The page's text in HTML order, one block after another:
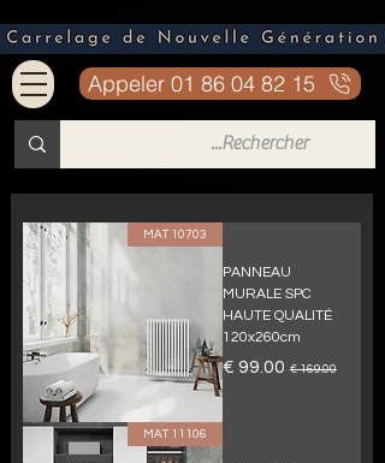
Appeler 01 86 04 82 15
10703 MAT
PANNEAU
MURALE SPC
HAUTE QUALITÉ
120x260cm
سعر عادي‏169.00 € سعر البيع
11106 MAT